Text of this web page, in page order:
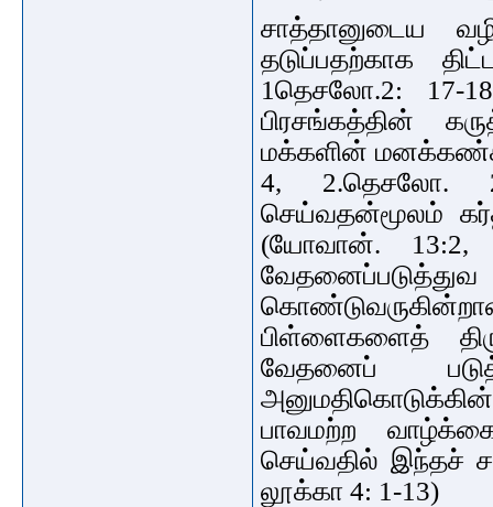
சாத்தானுடைய
தடுப்பதற்காக
1தெசலோ.2: 17-
பிரசங்கத்தின்
மக்களின்
4, 2.தெசலோ. 2:
செய்வதன்மூலம்
(யோவான். 13:2,
பிள்ளைகளைத்
வேதனைப்
பாவமற்ற
செய்வதில் இந்தச்
லூக்கா 4: 1-13)